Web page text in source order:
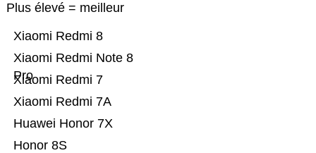
Plus élevé = meilleur
Honor 8S
Huawei Honor 7X
Xiaomi Redmi 7A
Xiaomi Redmi 7
Xiaomi Redmi Note 8
Pro
Xiaomi Redmi 8